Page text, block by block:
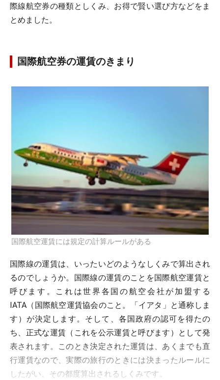
際線航空券の種類としくみ、お得で賢い選び方などをま
とめました。
国際航空券の運賃のきまり
国際航空運賃には規定の計算ルールがある
国際線の運賃は、いったいどのようなしくみで算出され
るのでしょうか。国際線の運賃のことを国際航空運賃と
呼びます。これは世界各国の航空会社が加盟する
IATA（国際航空運賃協会のこと。「イアタ」と通称しま
す）が決定します。そして、各国政府の認可を得たの
ち、正式な運賃（これを公示運賃と呼びます）として発
表されます。このとき決定された運賃は、あくまでも直
行運賃なので、実際の旅行のときには決まったルールに
したがい、その都度算出されるしくみです。